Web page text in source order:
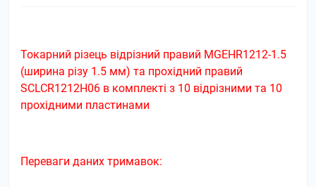
Токарний різець відрізний правий MGEHR1212-1.5
(ширина різу 1.5 мм) та прохідний правий
SCLCR1212H06 в комплекті з 10 відрізними та 10
прохідними пластинами
Переваги даних тримавок: